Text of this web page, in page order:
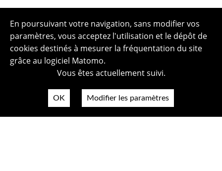
En poursuivant votre navigation, sans modifier vos
paramètres, vous acceptez l'utilisation et le dépôt de
cookies destinés à mesurer la fréquentation du site
grâce au logiciel Matomo.
Vous êtes actuellement suivi.
OK Modifier les paramètres